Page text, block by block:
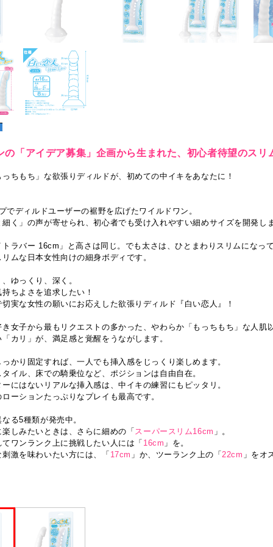
の「アイデア募集」企画から生まれた、初心者待望のスリ
ちもち」な欲張りディルドが、初めての中イキをあなたに！
でディルドユーザーの裾野を広げたワイルドワン。
く」の声が寄せられ、初心者でも受け入れやすい細めサイズを開発し
ラバー 16cm」と高さは同じ。でも太さは、ひとまわりスリムになっ
ムな日本女性向けの細身ボディです。
ゆっくり、深く。
ちよさを追求したい！
実な女性の願いにお応えした欲張りディルド『白い恋人』！
女子から最もリクエストの多かった、やわらか「もっちもち」な人肌
カリ」が、満足感と覚醒をうながします。
かり固定すれば、一人でも挿入感をじっくり楽しめます。
イル、床での騎乗位など、ポジションは自由自在。
にはないリアルな挿入感は、中イキの練習にもピッタリ。
ーションたっぷりなプレイも最高です。
る5種類が発売中。
しみたいときは、さらに細めの「 スーパースリム16cm 」。
ワンランク上に挑戦したい人には「 16cm 」を。
激を味わいたい方には、「 17cm 」か、ツーランク上の「22cm 」をオ